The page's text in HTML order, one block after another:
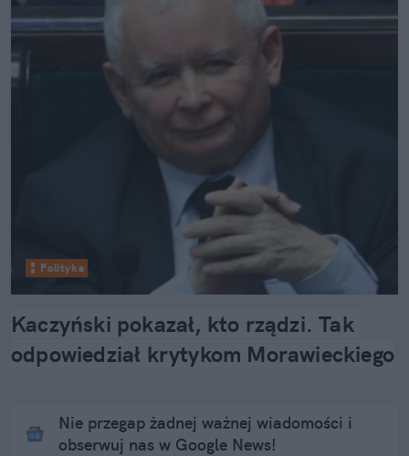
Polityka
Kaczyński pokazał, kto rządzi. Tak
odpowiedział krytykom Morawieckiego
Nie przegap żadnej ważnej wiadomości i
obserwuj nas w Google News!